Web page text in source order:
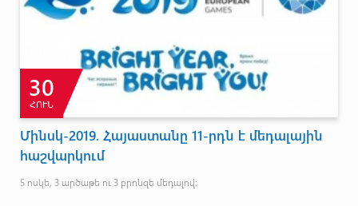
30
ՀՈՒՆ
Մինսկ-2019. Հայաստանը 11-րդն է մեդալային
հաշվարկում
5 ոսկե, 3 արծաթե ու 3 բրոնզե մեդալով: